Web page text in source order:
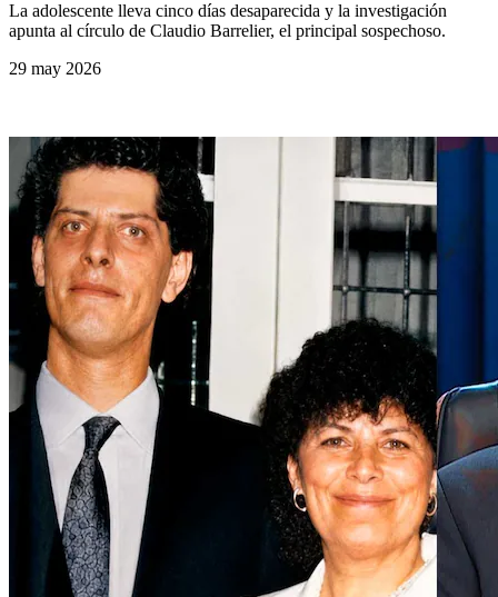
La adolescente lleva cinco días desaparecida y la investigación
apunta al círculo de Claudio Barrelier, el principal sospechoso.
29 may 2026